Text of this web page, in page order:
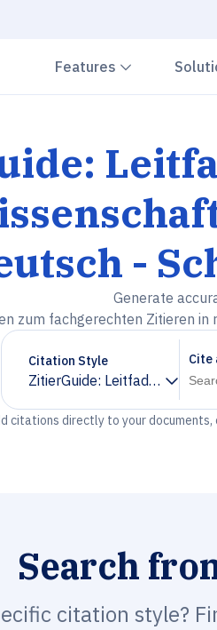
Features Chevron
-
Generate
zum fachgerechten Zitieren
Citation Style
ZitierGuide: Leitfaden zum
Chevron down
Cite
citations directly to your
Search
citation style?